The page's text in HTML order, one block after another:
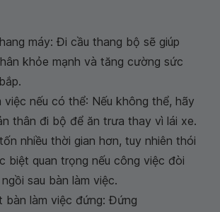
máy: Đi cầu thang bộ sẽ giúp
khỏe mạnh và tăng cường sức
nếu có thể: Nếu không thể, hãy
thân đi bộ để ăn trưa thay vì lái xe.
nhiều thời gian hơn, tuy nhiên thói
biệt quan trọng nếu công việc đòi
sau bàn làm việc.
bàn làm việc đứng: Đứng